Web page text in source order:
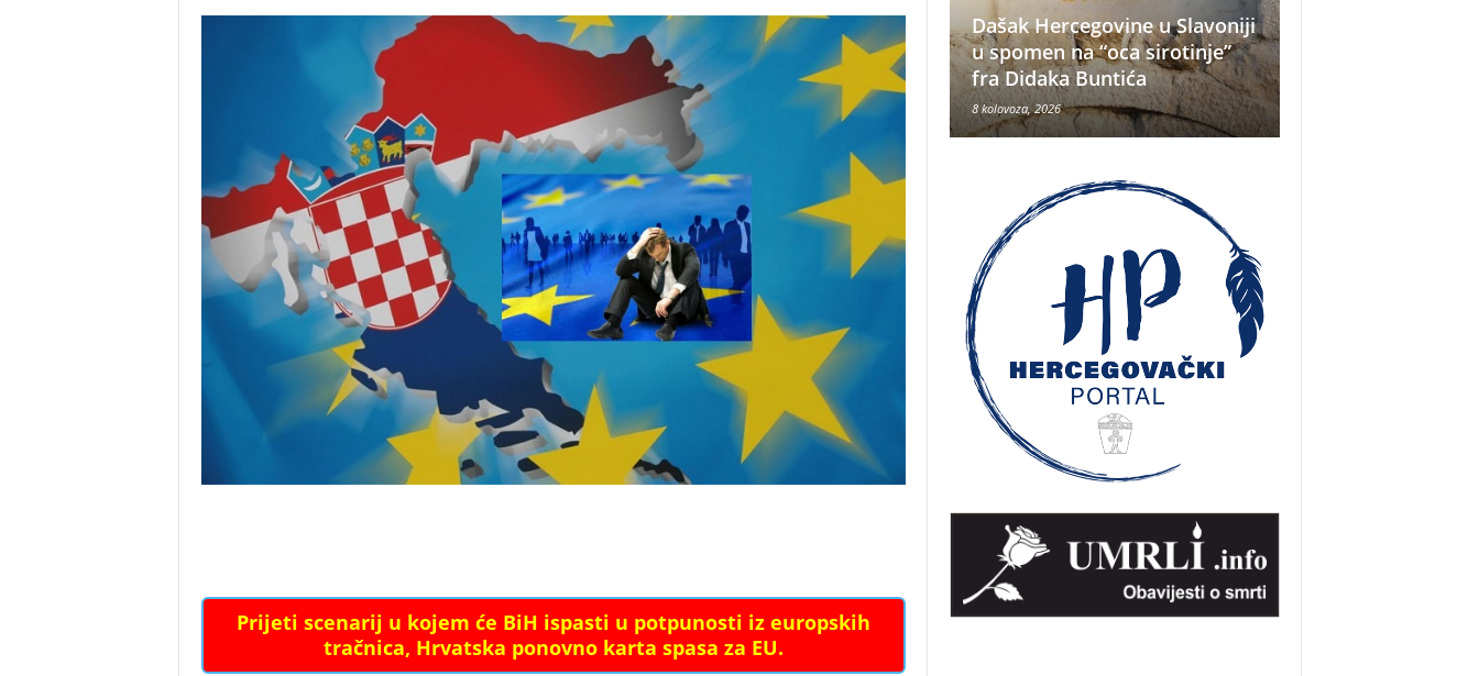
Prijeti scenarij u kojem će BiH ispasti u potpunosti iz europskih
tračnica, Hrvatska ponovno karta spasa za EU.
Hrvati su jedan od tri
konstitutivna naroda u BiH
8 kolovoza, 2026
Dašak Hercegovine u Slavoniji
u spomen na “oca sirotinje”
fra Didaka Buntića
8 kolovoza, 2026